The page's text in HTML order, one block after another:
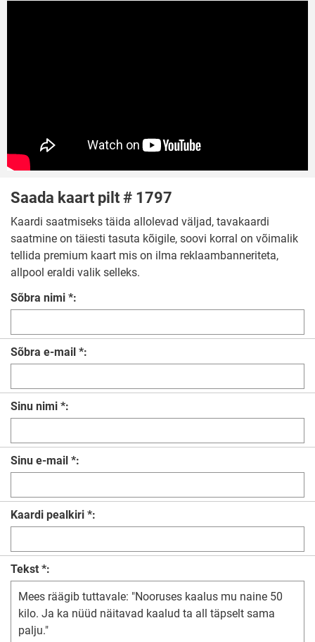
Saada kaart pilt # 1797
Kaardi saatmiseks täida allolevad väljad, tavakaardi
saatmine on täiesti tasuta kõigile, soovi korral on võimalik
tellida premium kaart mis on ilma reklaambanneriteta,
allpool eraldi valik selleks.
Sõbra nimi *:
Sõbra e-mail *:
Sinu nimi *:
Sinu e-mail *:
Kaardi pealkiri *:
Tekst *: